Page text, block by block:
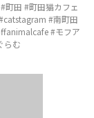
田 #町田猫カフェ
#南町田
#モフア
らむ